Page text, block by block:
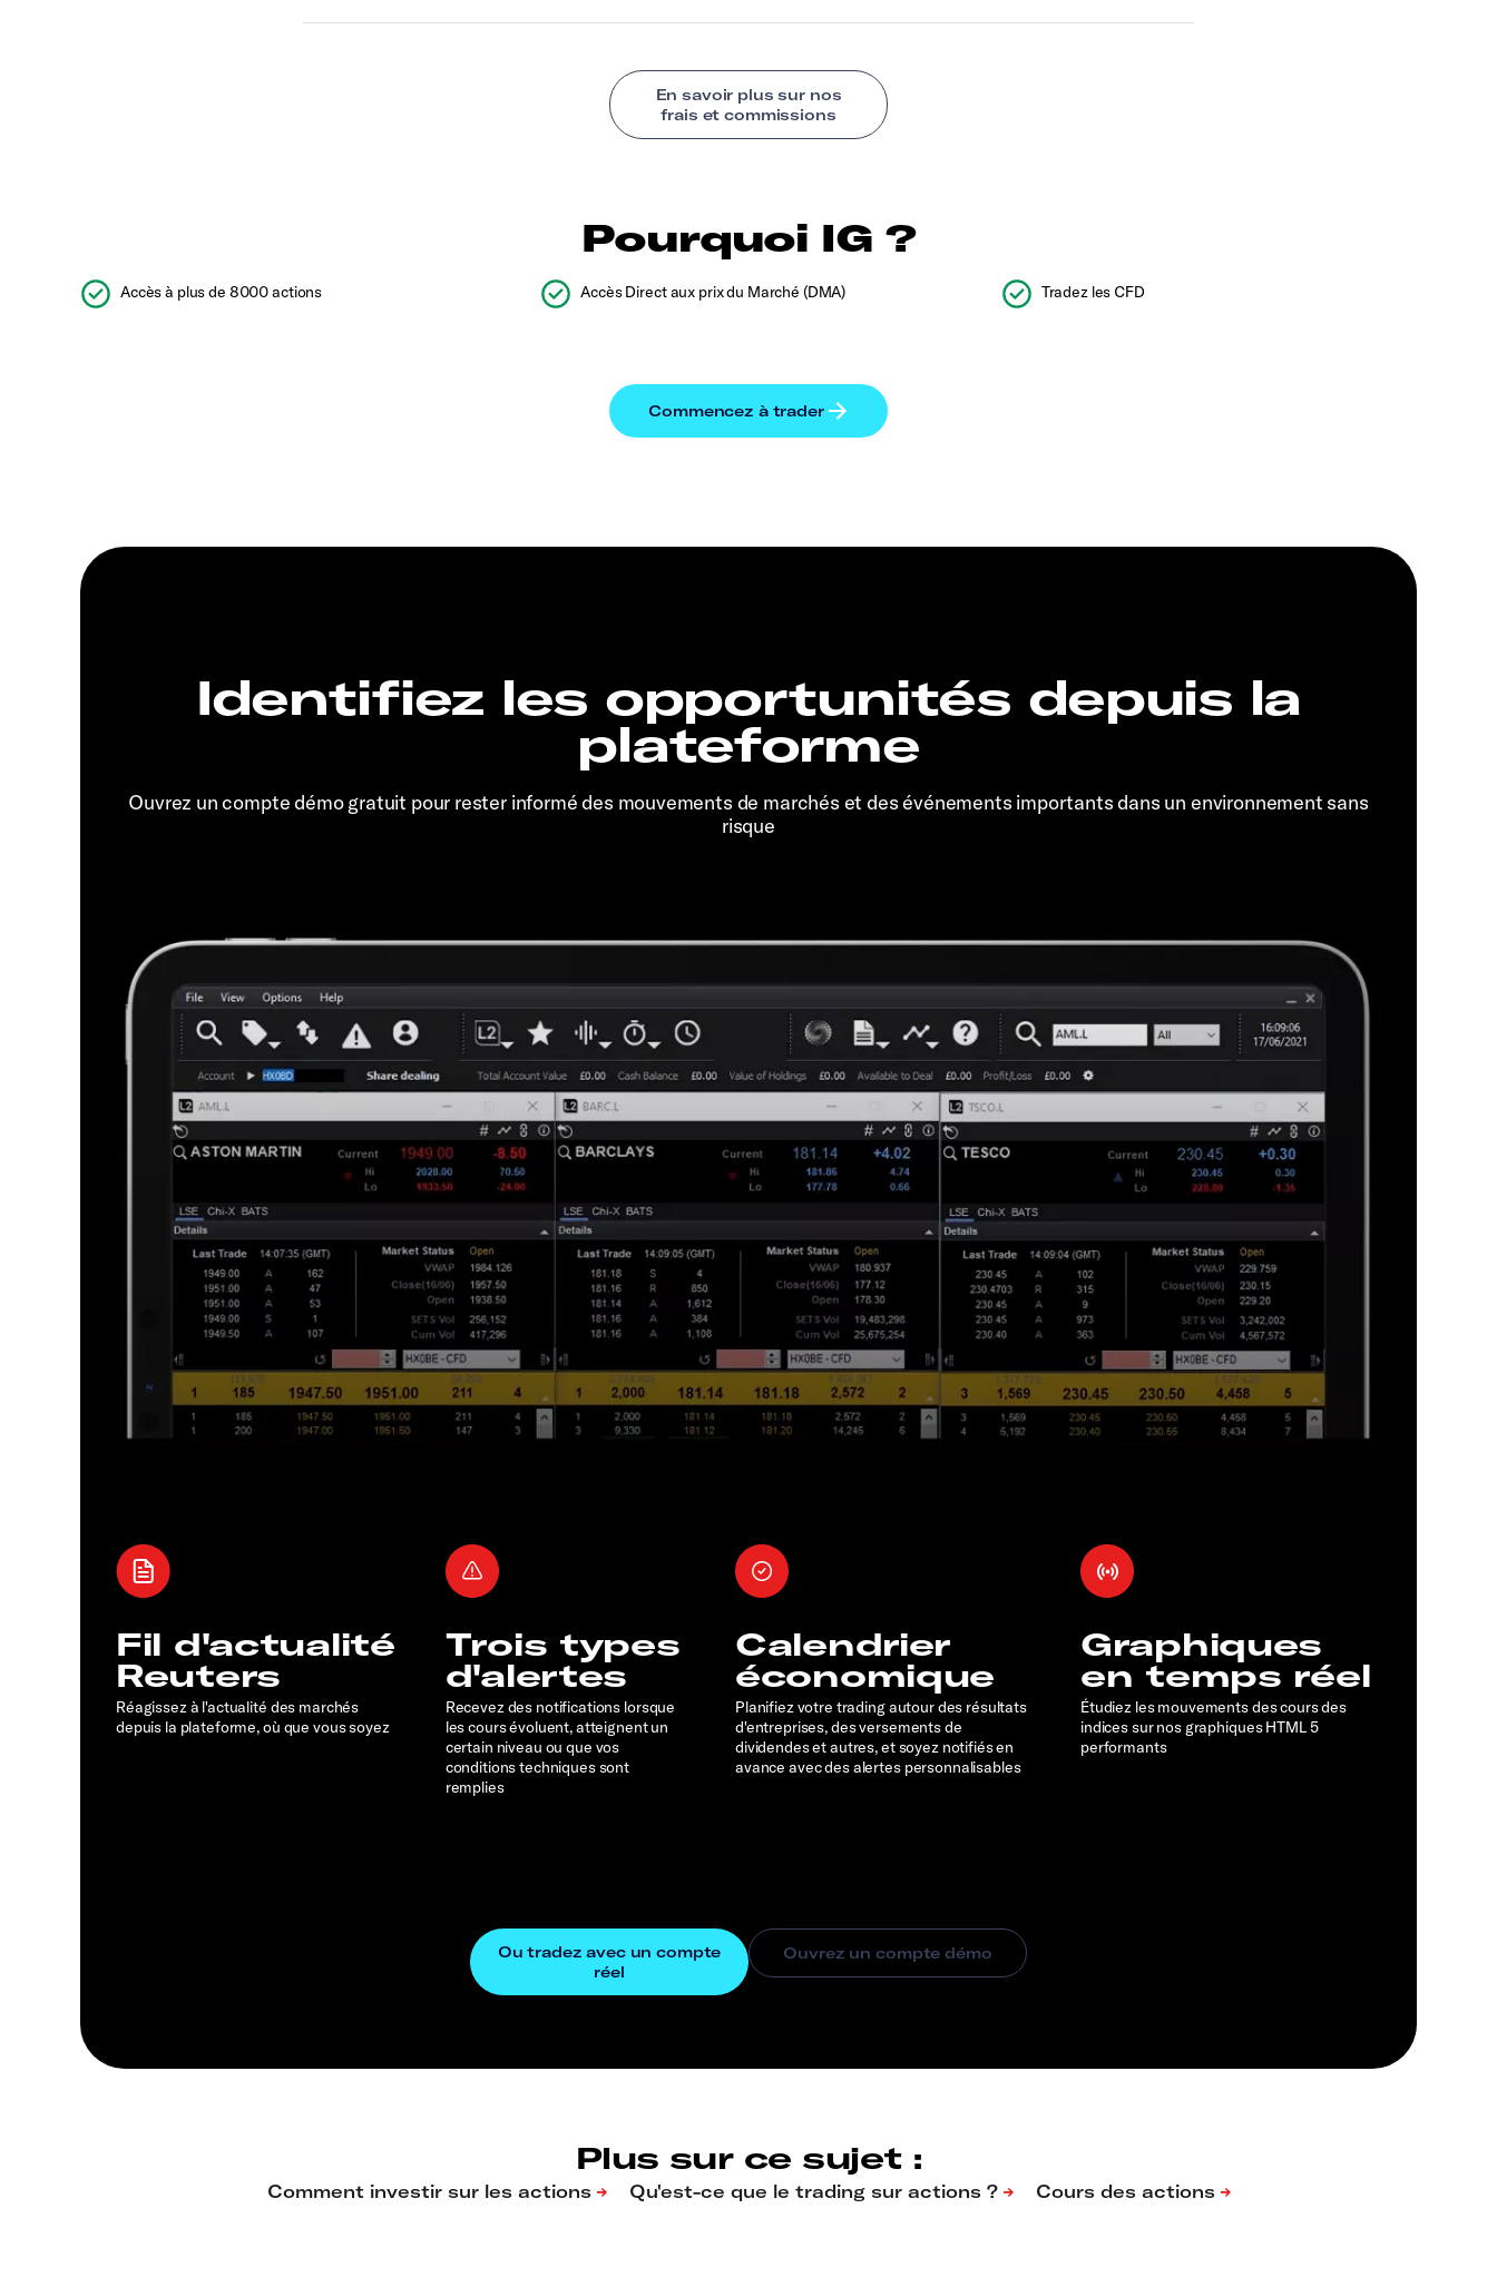
Pourquoi IG ?
Accès à plus de 8000 actions Accès Direct aux prix du Marché (DMA) Tradez les CFD
Identifiez les opportunités depuis la
plateforme
Ouvrez un compte démo gratuit pour rester informé des mouvements de marchés et des événements importants dans un environnement sans
risque
Fil d'actualité
Reuters
Réagissez à l'actualité des marchés
depuis la plateforme, où que vous soyez
Trois types
d'alertes
Recevez des notifications lorsque
les cours évoluent, atteignent un
certain niveau ou que vos
conditions techniques sont
remplies
Calendrier
économique
Planifiez votre trading autour des résultats
d'entreprises, des versements de
dividendes et autres, et soyez notifiés en
avance avec des alertes personnalisables
Graphiques
en temps réel
Étudiez les mouvements des cours des
indices sur nos graphiques HTML 5
performants
Plus sur ce sujet :